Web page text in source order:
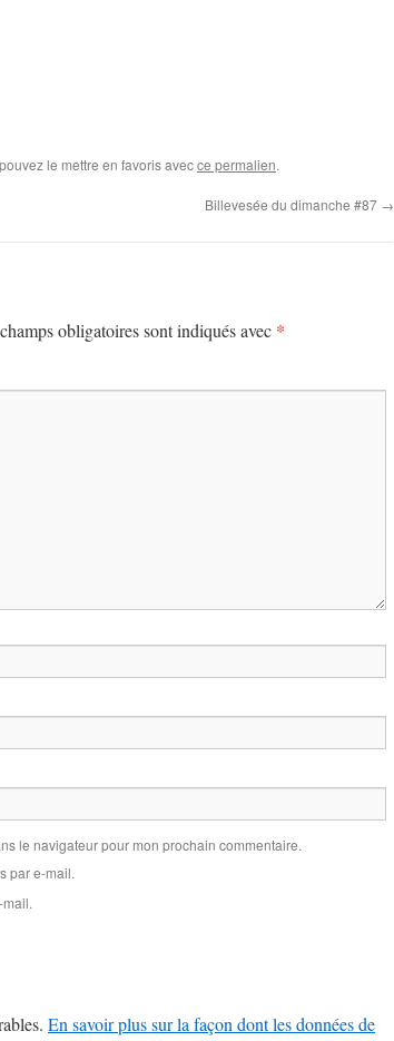
le mettre en favoris avecce permalien.
Billevesée du dimanche #87 →
obligatoires sont indiqués avec *
le navigateur pour mon prochain commentaire.
par e-mail.
En savoir plus sur la façon dont les données de